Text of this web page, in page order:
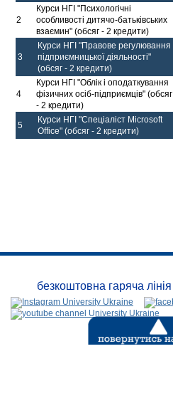
2
Курси НГІ "Психологічні
особливості дитячо-батьківських
взаємин" (обсяг - 2 кредити)
3
Курси НГІ "Правове регулювання
підприємницької діяльності"
(обсяг - 2 кредити)
4
Курси НГІ "Облік і оподаткування
фізичних осіб-підприємців" (обсяг
- 2 кредити)
5
Курси НГІ "Спеціаліст Microsoft
Office" (обсяг - 2 кредити)
безкоштовна гаряча лінія
Про
заклад